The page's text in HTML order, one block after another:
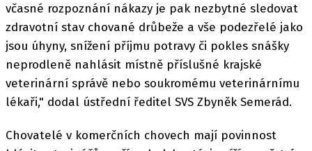
včasné rozpoznání nákazy je pak nezbytné sledovat
zdravotní stav chované drůbeže a vše podezřelé jako
jsou úhyny, snížení příjmu potravy či pokles snášky
neprodleně nahlásit místně příslušné krajské
veterinární správě nebo soukromému veterinárnímu
lékaři," dodal ústřední ředitel SVS Zbyněk Semerád.
Chovatelé v komerčních chovech mají povinnost